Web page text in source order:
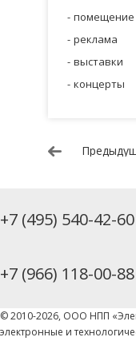
помещение
реклама
выставки
концерты
+7 (495) 540-42-60
+7 (966) 118-00-88
© 2010-2026, ООО НПП
электронные и